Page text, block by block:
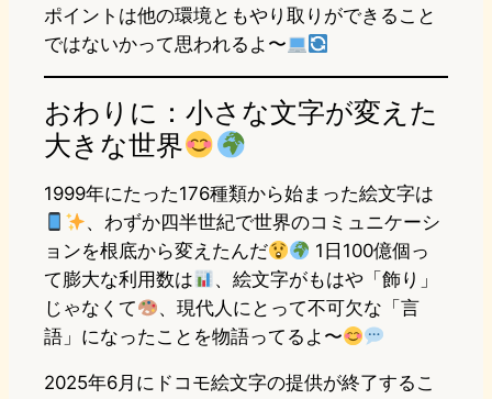
ポイントは他の環境ともやり取りができること
ではないかって思われるよ〜
おわりに：小さな文字が変えた
大きな世界
1999年にたった176種類から始まった絵文字は
、わずか四半世紀で世界のコミュニケーシ
ョンを根底から変えたんだ
1日100億個っ
て膨大な利用数は
、絵文字がもはや「飾り」
じゃなくて
、現代人にとって不可欠な「言
語」になったことを物語ってるよ〜
2025年6月にドコモ絵文字の提供が終了するこ